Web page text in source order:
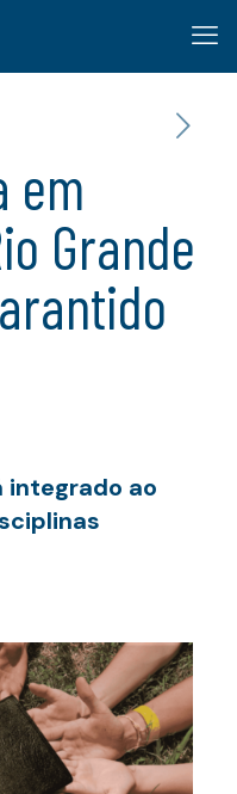
em
Grande
integrado ao